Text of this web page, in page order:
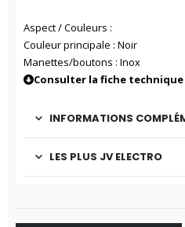
Aspect / Couleurs :
Couleur principale : Noir
Manettes/boutons : Inox
Consulter la fiche technique
INFORMATIONS
LES PLUS JV ELECTRO